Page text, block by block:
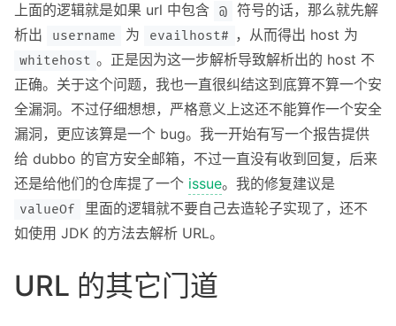
上面的逻辑就是如果 url 中包含 @
符号的话，那么就先解
析出
username 为 evailhost# ，从而得出 host 为
whitehost 。正是因为这一步解析导致解析出的 host 不
正确。关于这个问题，我也一直很纠结这到底算不算一个安
全漏洞。不过仔细想想，严格意义上这还不能算作一个安全
漏洞，更应该算是一个 bug。我一开始有写一个报告提供
给 dubbo 的官方安全邮箱，不过一直没有收到回复，后来
还是给他们的仓库提了一个 issue。我的修复建议是
valueOf
里面的逻辑就不要自己去造轮子实现了，还不
如使用 JDK 的方法去解析 URL。
URL 的其它门道